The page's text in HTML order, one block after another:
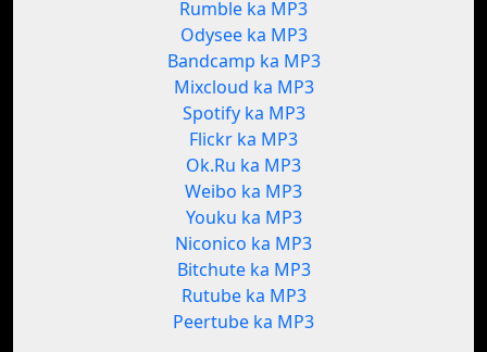
Rumble ka MP3
Odysee ka MP3
Bandcamp ka MP3
Mixcloud ka MP3
Spotify ka MP3
Flickr ka MP3
Ok.Ru ka MP3
Weibo ka MP3
Youku ka MP3
Niconico ka MP3
Bitchute ka MP3
Rutube ka MP3
Peertube ka MP3